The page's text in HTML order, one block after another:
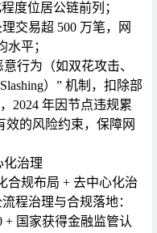
度位居公链前列；
交易超 500 万笔，网
水平；
行为（如双花攻击、
）” 机制，扣除部
2024 年因节点违规累
效的风险约束，保障网
化治理
合规布局 + 去中心化治
程治理与合规落地：
+ 国家获得金融监管认